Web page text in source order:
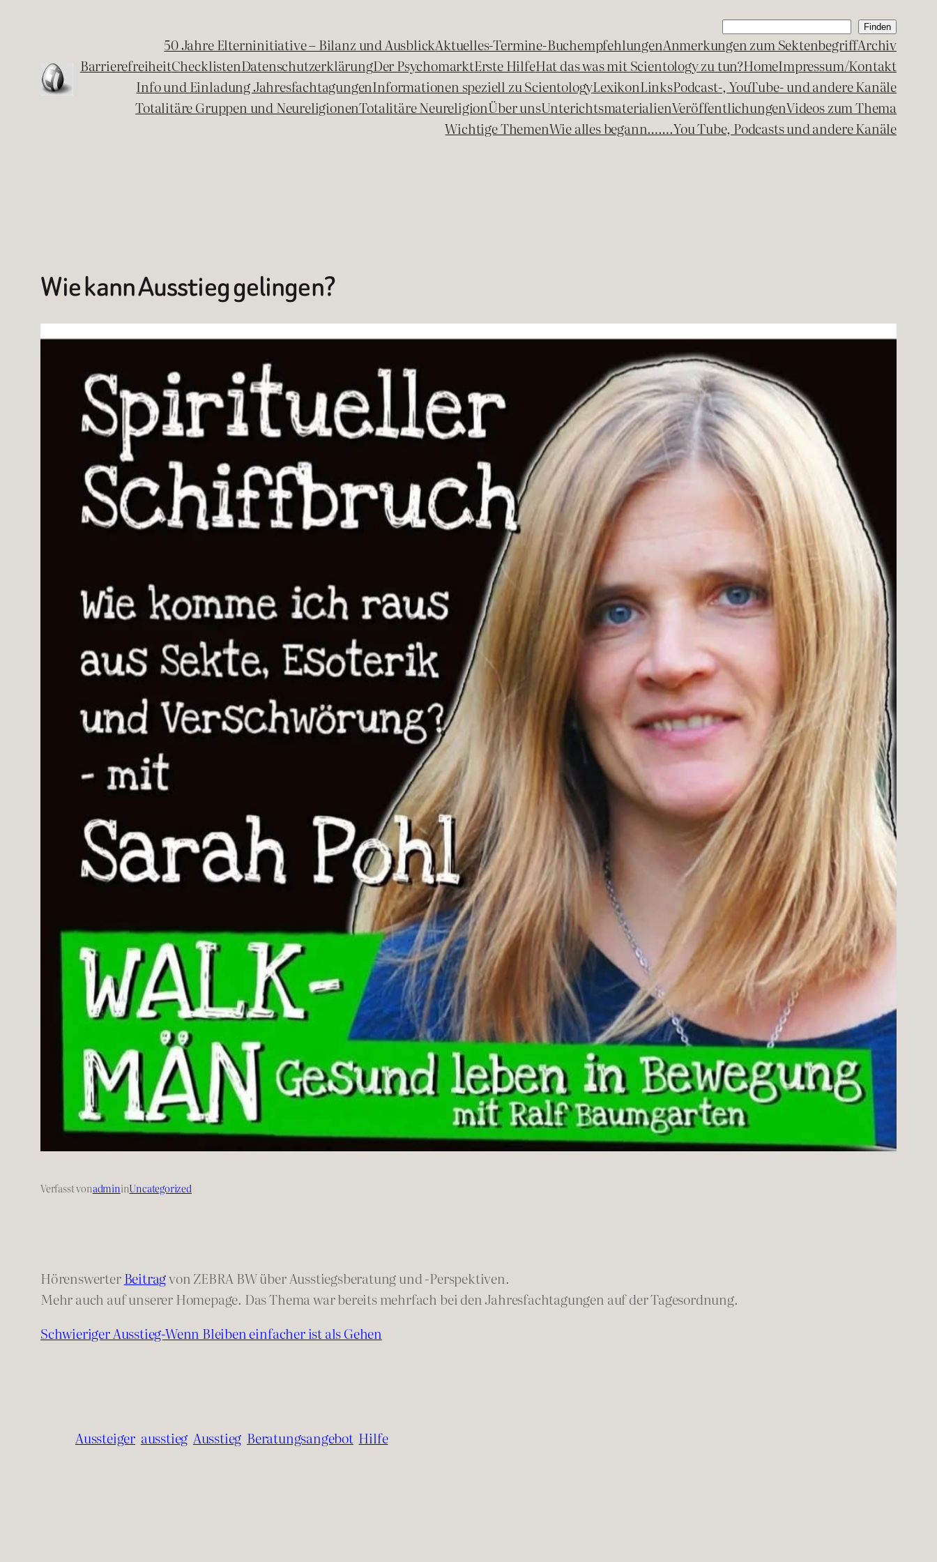
Suchen Finden
50 Jahre Elterninitiative – Bilanz und AusblickAktuelles-Termine-BuchempfehlungenAnmerkungen zum SektenbegriffArchiv
BarrierefreiheitChecklistenDatenschutzerklärungDer PsychomarktErste HilfeHat das was mit Scientology zu tun?HomeImpressum/Kontakt
Info und Einladung JahresfachtagungenInformationen speziell zu ScientologyLexikonLinksPodcast-, YouTube- und andere Kanäle
Totalitäre Gruppen und NeureligionenTotalitäre NeureligionÜber unsUnterichtsmaterialienVeröffentlichungenVideos zum Thema
Wichtige ThemenWie alles begann…….You Tube, Podcasts und andere Kanäle
Wie kann Ausstieg gelingen?
Verfasst vonadmininUncategorized
HörenswerterBeitragvon ZEBRA BW über Ausstiegsberatung und -Perspektiven.
Mehr auch auf unserer Homepage. Das Thema war bereits mehrfach bei den Jahresfachtagungen auf der Tagesordnung.
Schwieriger Ausstieg-Wenn Bleiben einfacher ist als Gehen
Aussteiger ausstieg Ausstieg Beratungsangebot Hilfe